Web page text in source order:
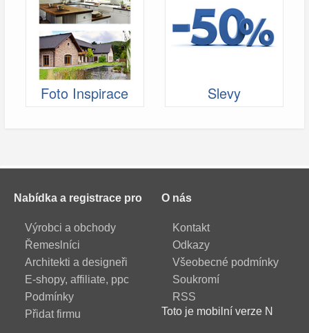
Foto Inspirace Slevy
Nabídka a registrace pro
Výrobci a obchody
Řemeslníci
Architekti a designeři
E-shopy, affiliate, ppc
Podmínky
Přidat firmu
O nás
Kontakt
Odkazy
Všeobecné podmínky
Soukromí
RSS
Toto je mobilní verze N